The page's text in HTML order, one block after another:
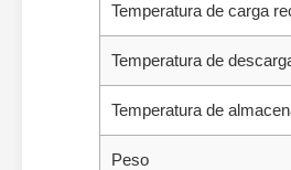
Temperatura de carga
Temperatura de
Temperatura de
Peso